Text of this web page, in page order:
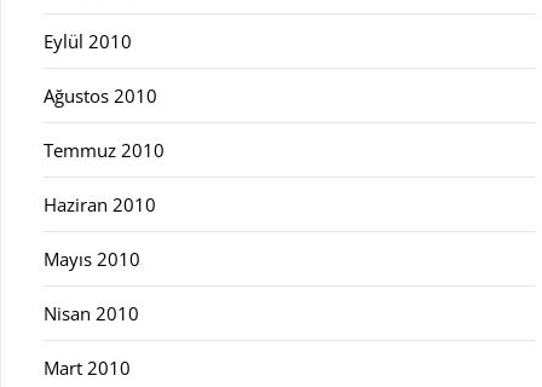
Eylül 2010
Ağustos 2010
Temmuz 2010
Haziran 2010
Mayıs 2010
Nisan 2010
Mart 2010